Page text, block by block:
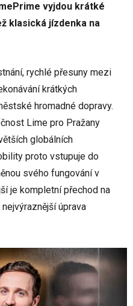
vyjdou krátké
klasická jízdenka na
rychlé přesuny mezi
krátkých
hromadné dopravy.
Lime pro Pražany
globálních
proto vstupuje do
svého fungování v
je kompletní přechod na
úprava